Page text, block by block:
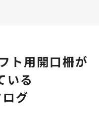
ト用開口柵が
いる
グ